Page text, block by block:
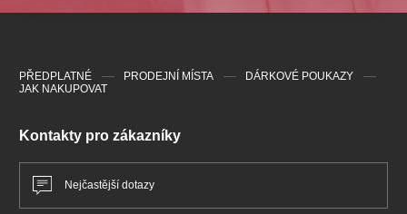
Kontakty pro zákazníky
Nejčastější dotazy
PŘEDPLATNÉ PRODEJNÍ MÍSTA
DÁRKOVÉ POUKAZY
JAK NAKUPOVAT